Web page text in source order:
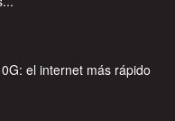
el internet más rápido